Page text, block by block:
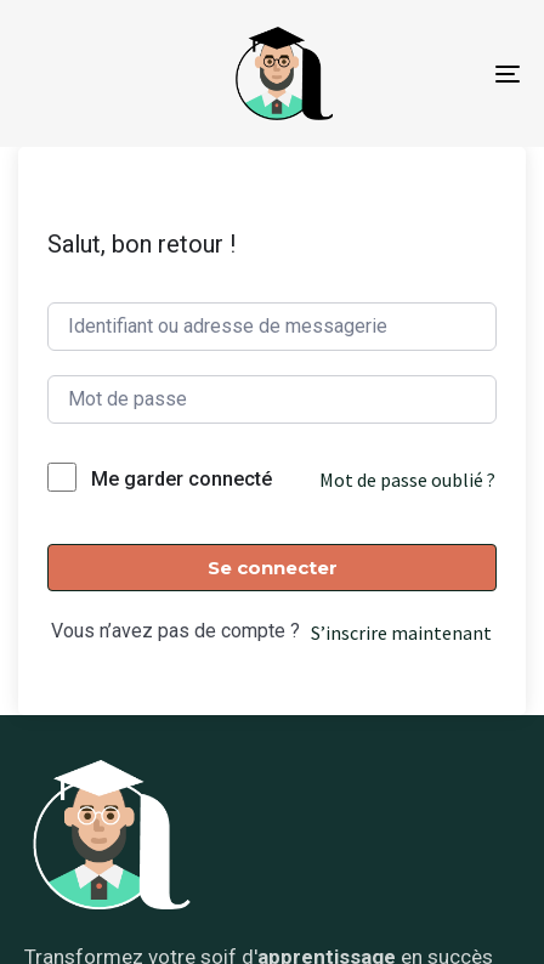
Salut, bon retour !
Me garder connecté Mot de passe oublié ?
Se connecter
Vous n’avez pas de compte ? S’inscrire maintenant
Transformez votre soif d'apprentissage en succès